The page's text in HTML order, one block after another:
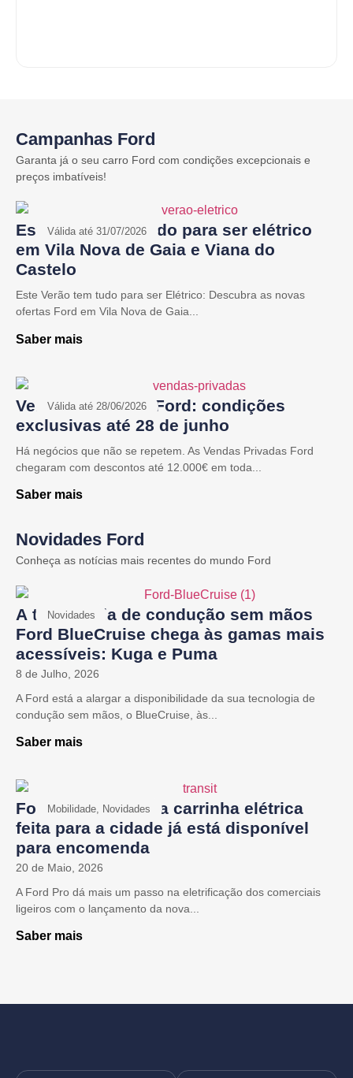
Campanhas Ford
Garanta já o seu carro Ford com condições excepcionais e
preços imbatíveis!
Válida até 31/07/2026
Este Verão tem tudo para ser elétrico
em Vila Nova de Gaia e Viana do
Castelo
Este Verão tem tudo para ser Elétrico: Descubra as novas
ofertas Ford em Vila Nova de Gaia...
Saber mais
Válida até 28/06/2026
Vendas Privadas Ford: condições
exclusivas até 28 de junho
Há negócios que não se repetem. As Vendas Privadas Ford
chegaram com descontos até 12.000€ em toda...
Saber mais
Novidades Ford
Conheça as notícias mais recentes do mundo Ford
Novidades
A tecnologia de condução sem mãos
Ford BlueCruise chega às gamas mais
acessíveis: Kuga e Puma
8 de Julho, 2026
A Ford está a alargar a disponibilidade da sua tecnologia de
condução sem mãos, o BlueCruise, às...
Saber mais
Mobilidade, Novidades
Ford Transit City: a carrinha elétrica
feita para a cidade já está disponível
para encomenda
20 de Maio, 2026
A Ford Pro dá mais um passo na eletrificação dos comerciais
ligeiros com o lançamento da nova...
Saber mais